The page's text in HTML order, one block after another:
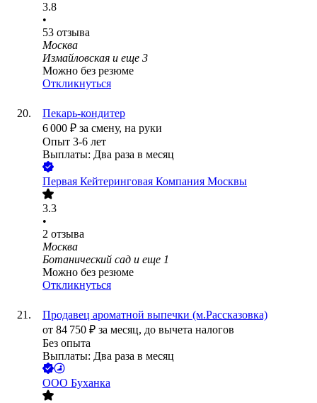
3.8
•
53 отзыва
Москва
Измайловская и еще 3
Можно без резюме
Откликнуться
Пекарь-кондитер
6 000 ₽ за смену, на руки
Опыт 3-6 лет
Выплаты: Два раза в месяц
Первая Кейтеринговая Компания Москвы
3.3
•
2 отзыва
Москва
Ботанический сад и еще 1
Можно без резюме
Откликнуться
Продавец ароматной выпечки (м.Рассказовка)
от 84 750 ₽ за месяц, до вычета налогов
Без опыта
Выплаты: Два раза в месяц
ООО Буханка